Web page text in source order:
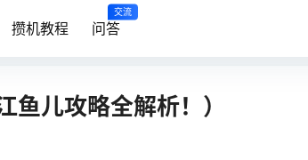
攒机教程 问答
交流
儿攻略全解析！）